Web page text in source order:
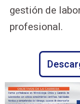
gestión de
profesional.